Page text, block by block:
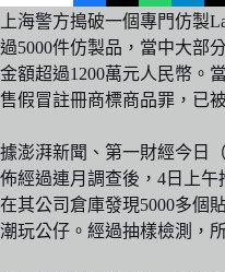
上海警方搗破一個專門仿製
過5000件仿製品，當中大部
金額超過1200萬元人民幣。
售假冒註冊商標商品罪，已
據澎湃新聞、第一財經今日
佈經過連月調查後，4日上
在其公司倉庫發現5000多個
潮玩公仔。經過抽樣檢測，